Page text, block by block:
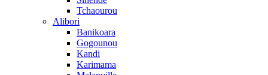
Tchaourou
Alibori
Banikoara
Gogounou
Kandi
Karimama